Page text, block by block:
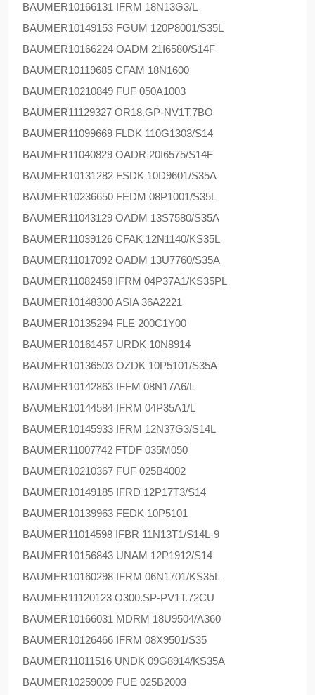
BAUMER10166131 IFRM 18N13G3/L
BAUMER10149153 FGUM 120P8001/S35L
BAUMER10166224 OADM 21I6580/S14F
BAUMER10119685 CFAM 18N1600
BAUMER10210849 FUF 050A1003
BAUMER11129327 OR18.GP-NV1T.7BO
BAUMER11099669 FLDK 110G1303/S14
BAUMER11040829 OADR 20I6575/S14F
BAUMER10131282 FSDK 10D9601/S35A
BAUMER10236650 FEDM 08P1001/S35L
BAUMER11043129 OADM 13S7580/S35A
BAUMER11039126 CFAK 12N1140/KS35L
BAUMER11017092 OADM 13U7760/S35A
BAUMER11082458 IFRM 04P37A1/KS35PL
BAUMER10148300 ASIA 36A2221
BAUMER10135294 FLE 200C1Y00
BAUMER10161457 URDK 10N8914
BAUMER10136503 OZDK 10P5101/S35A
BAUMER10142863 IFFM 08N17A6/L
BAUMER10144584 IFRM 04P35A1/L
BAUMER10145933 IFRM 12N37G3/S14L
BAUMER11007742 FTDF 035M050
BAUMER10210367 FUF 025B4002
BAUMER10149185 IFRD 12P17T3/S14
BAUMER10139963 FEDK 10P5101
BAUMER11014598 IFBR 11N13T1/S14L-9
BAUMER10156843 UNAM 12P1912/S14
BAUMER10160298 IFRM 06N1701/KS35L
BAUMER11120123 O300.SP-PV1T.72CU
BAUMER10166031 MDRM 18U9504/A360
BAUMER10126466 IFRM 08X9501/S35
BAUMER11011516 UNDK 09G8914/KS35A
BAUMER10259009 FUE 025B2003